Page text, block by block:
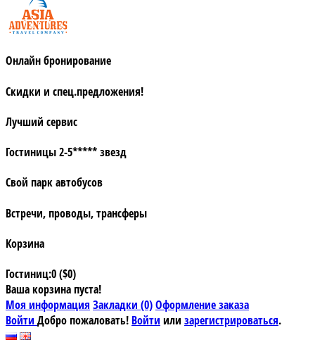
Онлайн бронирование
Скидки и спец.предложения!
Лучший сервис
Гостиницы 2-5***** звезд
Свой парк автобусов
Встречи, проводы, трансферы
Корзина
Гостиниц:0 ($0)
Ваша корзина пуста!
Моя информация Закладки (0)Оформление заказа
Войти Добро пожаловать! Войти или зарегистрироваться.